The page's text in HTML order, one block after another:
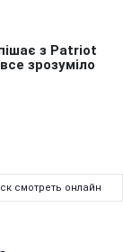
смотреть онлайн